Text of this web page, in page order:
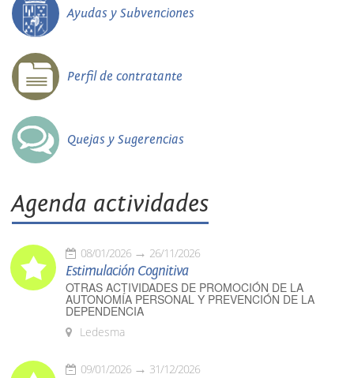
Ayudas y Subvenciones
Perfil de contratante
Quejas y Sugerencias
Agenda actividades
08/01/2026 26/11/2026
Estimulación Cognitiva
OTRAS ACTIVIDADES DE PROMOCIÓN DE LA
AUTONOMÍA PERSONAL Y PREVENCIÓN DE LA
DEPENDENCIA
Ledesma
09/01/2026 31/12/2026